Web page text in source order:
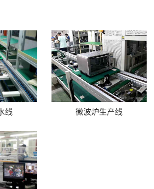
线 微波炉生产线